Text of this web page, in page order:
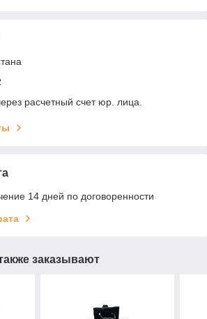
расчетный счет юр. лица.
14 дней по договоренности
заказывают